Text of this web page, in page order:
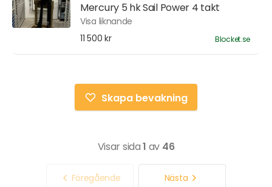
Mercury 5 hk Sail Power 4 takt
Visa liknande
11 500 kr
Blocket.se
Skapa bevakning
Visar sida1 av 46
Föregående Nästa